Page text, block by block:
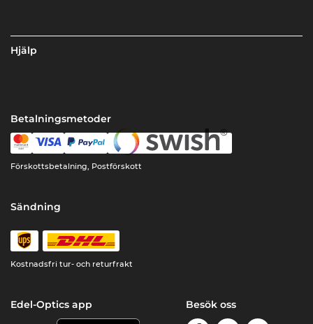
Hjälp
Betalningsmetoder
Förskottsbetalning, Postförskott
Sändning
Kostnadsfri tur- och returfrakt
Edel-Optics app Besök oss